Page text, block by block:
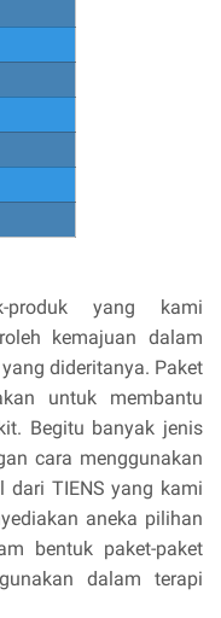
produk yang kami
kemajuan dalam
dideritanya. Paket
untuk membantu
Begitu banyak jenis
cara menggunakan
dari TIENS yang kami
aneka pilihan
bentuk paket-paket
dalam terapi